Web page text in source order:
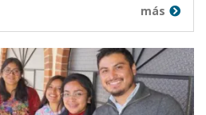
más